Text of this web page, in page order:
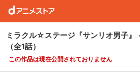
ミラクル☆ステージ『サンリオ男子』
（全1話）
この作品は現在公開されておりません